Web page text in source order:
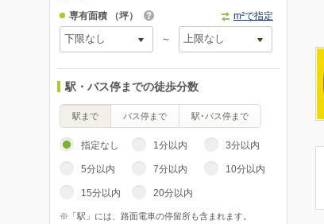
専有面積 （坪） m²で指定
～
駅・バス停までの徒歩分数
駅まで バス停まで 駅･バス停まで
指定なし 1分以内 3分以内
5分以内 7分以内 10分以内
15分以内 20分以内
※「駅」には、路面電車の停留所も含まれます。